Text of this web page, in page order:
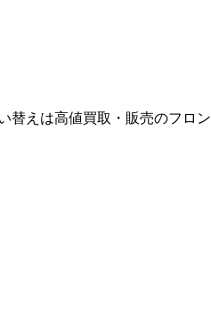
替えは高値買取・販売のフロン